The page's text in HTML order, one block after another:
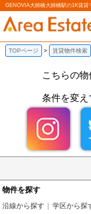
GENOVIA大師橋大師橋駅の1K賃貸
TOPページ 賃貸物件検索
こちらの物
条件を変え
物件を探す
沿線から探す 学区から探